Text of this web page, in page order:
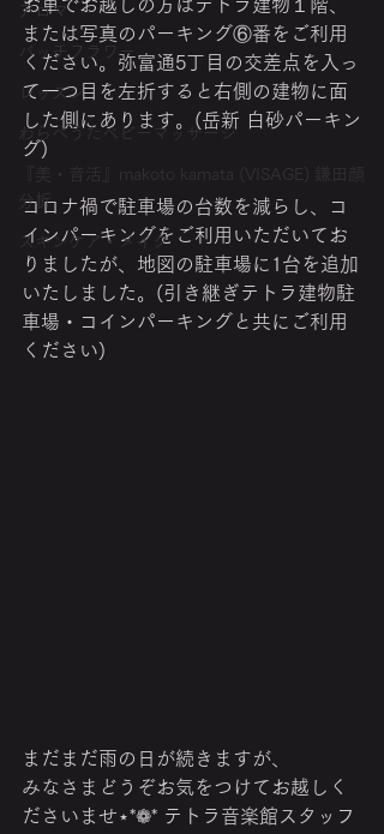
アロマ
バッチフラワー
レッスン
わらべうたベビーマッサージ
『美・音活』makoto kamata (VISAGE) 鎌田顔
分析
スキンケア・メイク
お車でお越しの方はテトラ建物１階、
または写真のパーキング⑥番をご利用
ください。弥富通5丁目の交差点を入っ
て一つ目を左折すると右側の建物に面
した側にあります。(岳新 白砂パーキン
グ)
コロナ禍で駐車場の台数を減らし、コ
インパーキングをご利用いただいてお
りましたが、地図の駐車場に1台を追加
いたしました。(引き継ぎテトラ建物駐
車場・コインパーキングと共にご利用
ください)
まだまだ雨の日が続きますが、
みなさまどうぞお気をつけてお越しく
ださいませ⋆*❁* テトラ音楽館スタッフ